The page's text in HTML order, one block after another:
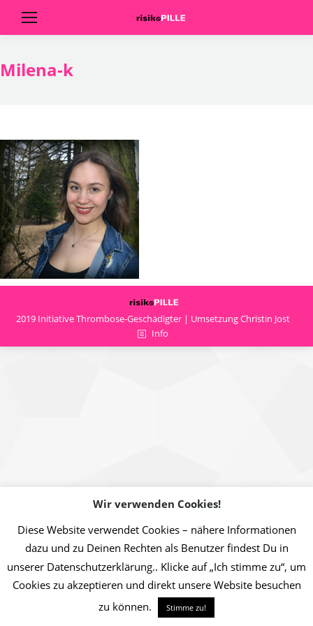
Milena-k
2019 Initiative Thrombose-Geschädigter | Umsetzung Christin Jost
Info
Wir verwenden Cookies!
Diese Website verwendet Cookies – nähere Informationen
dazu und zu Deinen Rechten als Benutzer findest Du in
unserer Datenschutzerklärung.. Klicke auf „Ich stimme zu“, um
Cookies zu akzeptieren und direkt unsere Website besuchen
zu können.
Stimme zu!